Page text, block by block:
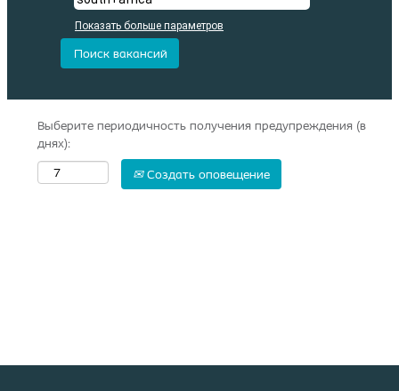
Показать больше параметров
Выберите периодичность получения предупреждения (в
днях):
Создать оповещение